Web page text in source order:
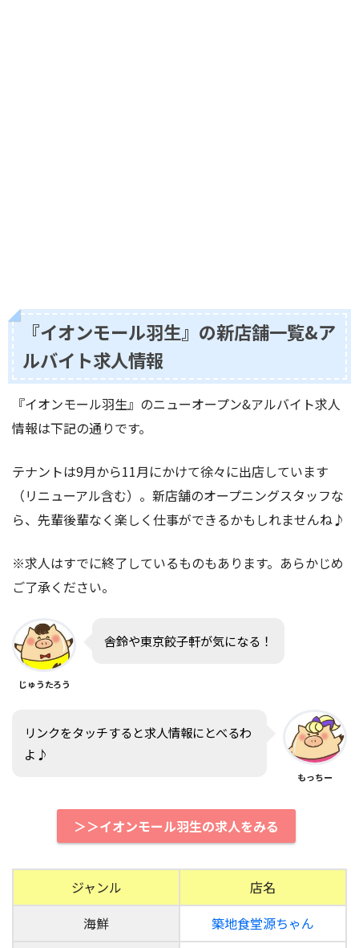
『イオンモール羽生』の新店舗一覧&ア
ルバイト求人情報
『イオンモール羽生』のニューオープン&アルバイト求人
情報は下記の通りです。
テナントは9月から11月にかけて徐々に出店しています
（リニューアル含む）。新店舗のオープニングスタッフな
ら、先輩後輩なく楽しく仕事ができるかもしれませんね♪
※求人はすでに終了しているものもあります。あらかじめ
ご了承ください。
じゅうたろう
舎鈴や東京餃子軒が気になる！
リンクをタッチすると求人情報にとべるわ
よ♪
もっちー
＞＞イオンモール羽生の求人をみる
ジャンル
店名
海鮮
築地食堂源ちゃん